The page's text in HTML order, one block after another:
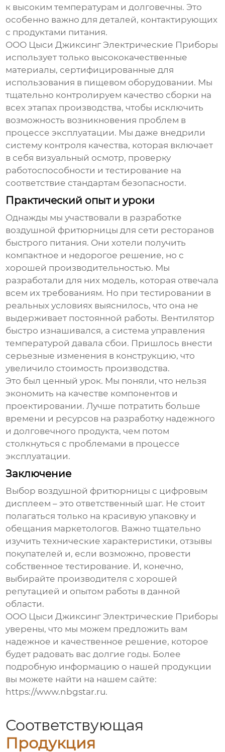
к высоким температурам и долговечны. Это
особенно важно для деталей, контактирующих
с продуктами питания.
ООО Цыси Джиксинг Электрические Приборы
использует только высококачественные
материалы, сертифицированные для
использования в пищевом оборудовании. Мы
тщательно контролируем качество сборки на
всех этапах производства, чтобы исключить
возможность возникновения проблем в
процессе эксплуатации. Мы даже внедрили
систему контроля качества, которая включает
в себя визуальный осмотр, проверку
работоспособности и тестирование на
соответствие стандартам безопасности.
Практический опыт и уроки
Однажды мы участвовали в разработке
воздушной фритюрницы для сети ресторанов
быстрого питания. Они хотели получить
компактное и недорогое решение, но с
хорошей производительностью. Мы
разработали для них модель, которая отвечала
всем их требованиям. Но при тестировании в
реальных условиях выяснилось, что она не
выдерживает постоянной работы. Вентилятор
быстро изнашивался, а система управления
температурой давала сбои. Пришлось внести
серьезные изменения в конструкцию, что
увеличило стоимость производства.
Это был ценный урок. Мы поняли, что нельзя
экономить на качестве компонентов и
проектировании. Лучше потратить больше
времени и ресурсов на разработку надежного
и долговечного продукта, чем потом
столкнуться с проблемами в процессе
эксплуатации.
Заключение
Выбор воздушной фритюрницы с цифровым
дисплеем – это ответственный шаг. Не стоит
полагаться только на красивую упаковку и
обещания маркетологов. Важно тщательно
изучить технические характеристики, отзывы
покупателей и, если возможно, провести
собственное тестирование. И, конечно,
выбирайте производителя с хорошей
репутацией и опытом работы в данной
области.
ООО Цыси Джиксинг Электрические Приборы
уверены, что мы можем предложить вам
надежное и качественное решение, которое
будет радовать вас долгие годы. Более
подробную информацию о нашей продукции
вы можете найти на нашем сайте:
https://www.nbgstar.ru.
Соответствующая
Продукция